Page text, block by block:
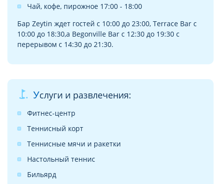
Чай, кофе, пирожное 17:00 - 18:00
Бар Zeytin ждет гостей с 10:00 до 23:00, Terrace Bar с
10:00 до 18:30,а Begonville Bar с 12:30 до 19:30 с
перерывом с 14:30 до 21:30.
golf_course Услуги и развлечения:
Фитнес-центр
Теннисный корт
Теннисные мячи и ракетки
Настольный теннис
Бильярд